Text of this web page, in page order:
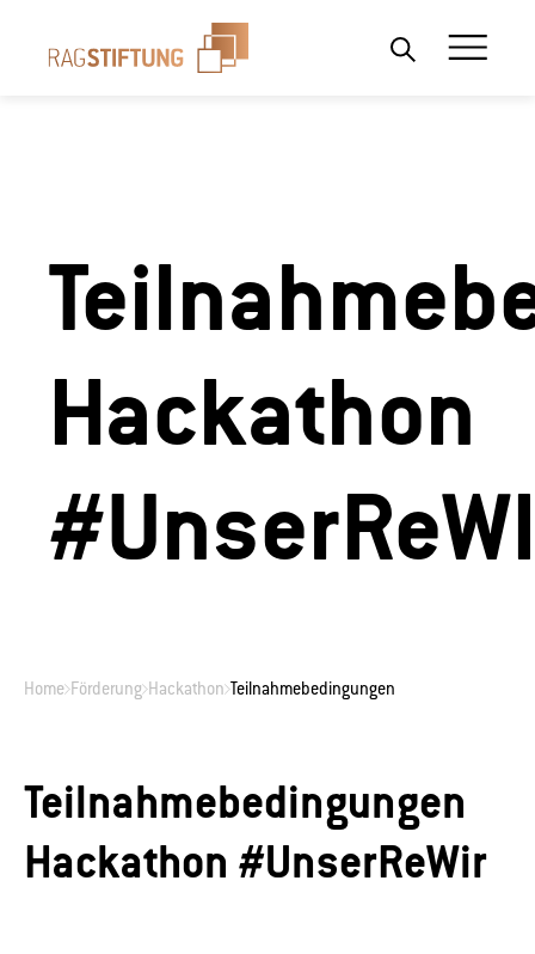
Hackathon
Home Förderung Hackathon Teilnahmebedingungen
Teilnahmebedingungen
Hackathon #UnserReWir